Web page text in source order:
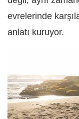
evrelerinde
anlatı kuruyor.